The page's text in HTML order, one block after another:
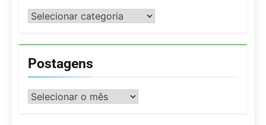
Categorias
Postagens
Postagens